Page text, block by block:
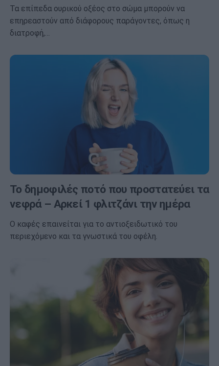
Τα επίπεδα ουρικού οξέος στο σώμα μπορούν να
επηρεαστούν από διάφορους παράγοντες, όπως η
διατροφή,…
Το δημοφιλές ποτό που προστατεύει τα
νεφρά – Αρκεί 1 φλιτζάνι την ημέρα
Ο καφές επαινείται για το αντιοξειδωτικό του
περιεχόμενο και τα γνωστικά του οφέλη.